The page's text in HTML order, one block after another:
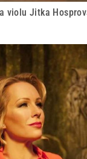
violu Jitka